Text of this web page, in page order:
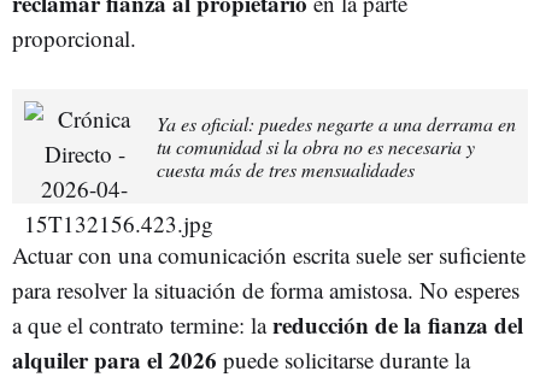
proporcional.
Ya es oficial: puedes negarte a una derrama en
tu comunidad si la obra no es necesaria y
cuesta más de tres mensualidades
Actuar con una comunicación escrita suele ser suficiente
para resolver la situación de forma amistosa. No esperes
a que el contrato termine: lareducción de la fianza del
alquiler para el 2026 puede solicitarse durante la